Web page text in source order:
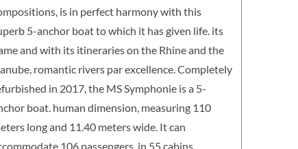
is in perfect harmony with this
5-anchor boat to which it has given life. its
and with its itineraries on the Rhine and the
romantic rivers par excellence. Completely
in 2017, the MS Symphonie is a 5-
boat. human dimension, measuring 110
long and 11.40 meters wide. It can
106 passengers, in 55 cabins